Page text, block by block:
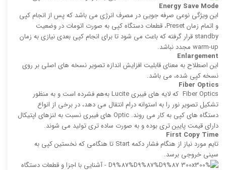
Energy Save Mode
این ویژگی نوعی صرفه‌ جویی در مصرف انرژی می باشد كه پس از انجام كپی
و اتمام زمان Preset، قطعات دستگاه كپی به صورت اتومات در وضعیت
standby قرار گرفته که باعث می‌ شود تا برای انجام كپی بعدی نیازی به زمان
warm-up مجدد نباشد.
Enlargement
این اصطلاح به معنای قابلیت افزایش اندازه تصویر نسخه های اصلی بر روی
نسخه كپی ‌شده، می باشد.
Fiber Optics
Fiber Optics كه لایه‌ های فیبری Lucite به‌هم ‌فشرده است و به منظور
تشكیل تصویر نور را به استوانه درام انتقال می دهد، در برخی از انواع
دستگاه های کپی به کار می روند. Optic های فیبری نسبت به لنزهای اپتیكال
دارای قیمت پایین تری بوده و به صورت ساده ‌تری تولید می‌ شوند.
First Copy Time
تایم مورد نیاز از هنگام فشار دكمه Start تا هنگامی كه نخستین كپی به
سینی خروجی برسد.